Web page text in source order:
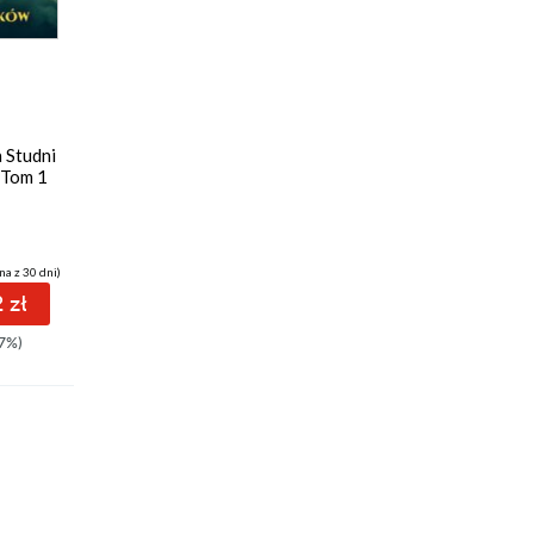
Studni
1
z 30 dni)
zł